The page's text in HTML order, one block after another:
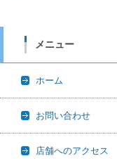
メニュー
ホーム
お問い合わせ
店舗へのアクセス